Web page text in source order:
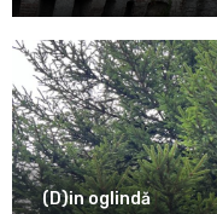
(D)in oglindă